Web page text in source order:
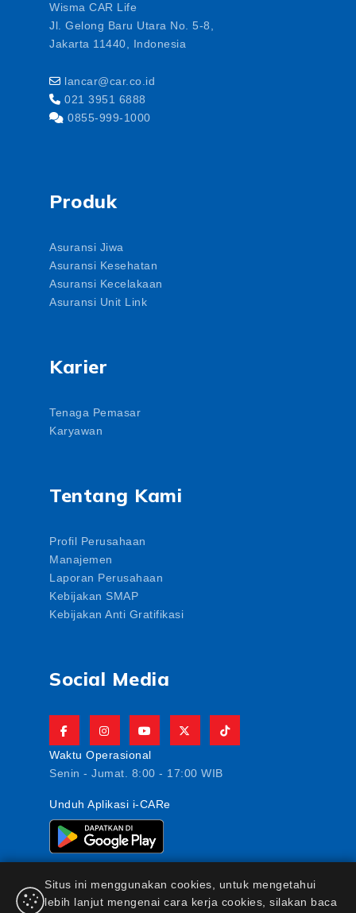
Wisma CAR Life
Jl. Gelong Baru Utara No. 5-8,
Jakarta 11440, Indonesia
lancar@car.co.id
021 3951 6888
0855-999-1000
Produk
Asuransi Jiwa
Asuransi Kesehatan
Asuransi Kecelakaan
Asuransi Unit Link
Karier
Tenaga Pemasar
Karyawan
Tentang Kami
Profil Perusahaan
Manajemen
Laporan Perusahaan
Kebijakan SMAP
Kebijakan Anti Gratifikasi
Social Media
Waktu Operasional
Senin - Jumat. 8:00 - 17:00 WIB
Unduh Aplikasi i-CARe
Situs ini menggunakan cookies, untuk mengetahui
lebih lanjut mengenai cara kerja cookies, silakan baca